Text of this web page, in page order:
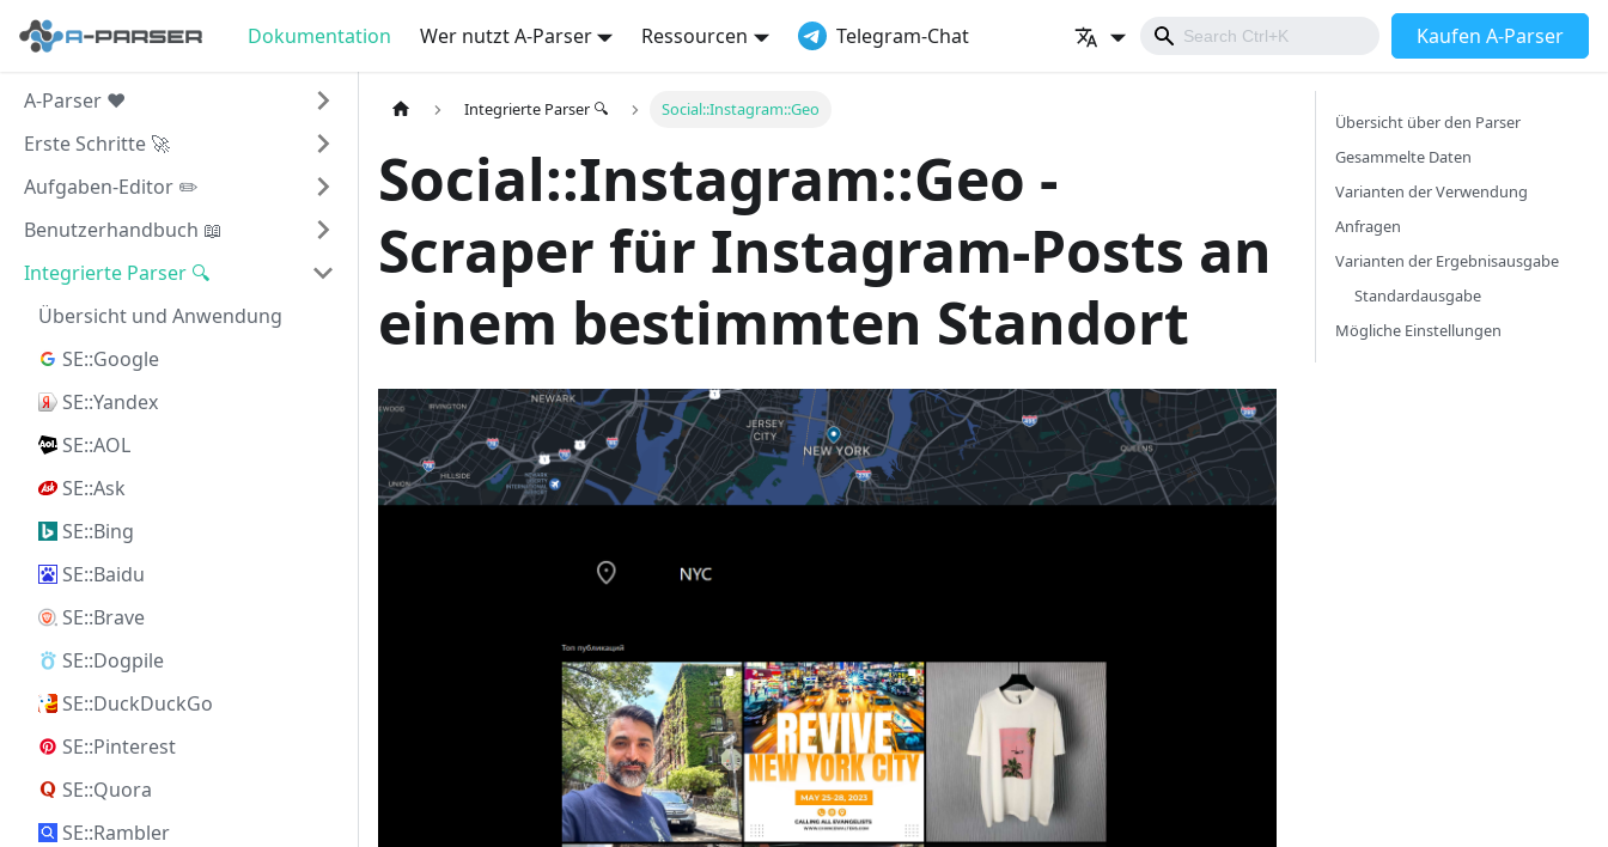
Dokumentation Wer nutzt A-Parser Ressourcen Telegram-Chat Kaufen A-Parser
A-Parser ❤️
Erste Schritte 🚀
Aufgaben-Editor ✏️
Benutzerhandbuch 📖
Integrierte Parser 🔍
Übersicht und Anwendung
SE::Google
SE::Yandex
SE::AOL
SE::Ask
SE::Bing
SE::Baidu
SE::Brave
SE::Dogpile
SE::DuckDuckGo
SE::Pinterest
SE::Quora
SE::Rambler
Integrierte Parser 🔍 Social::Instagram::Geo
Social::Instagram::Geo -
Scraper für Instagram-Posts an
einem bestimmten Standort
Übersicht über den Parser
Gesammelte Daten
Varianten der Verwendung
Anfragen
Varianten der Ergebnisausgabe
Standardausgabe
Mögliche Einstellungen